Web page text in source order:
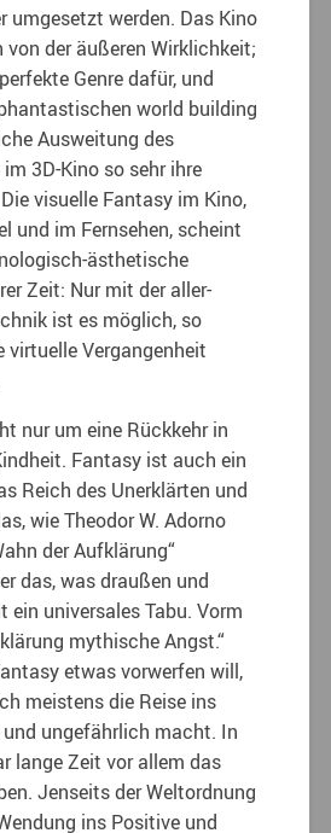
umgesetzt werden. Das Kino
der äußeren Wirklichkeit;
Genre dafür, und
world building
Ausweitung des
3D-Kino so sehr ihre
visuelle Fantasy im Kino,
und im Fernsehen, scheint
ästhetische
Zeit: Nur mit der aller-
ist es möglich, so
Vergangenheit
nur um eine Rückkehr in
Fantasy ist auch ein
Reich des Unerklärten und
wie Theodor W. Adorno
der Aufklärung“
das, was draußen und
ein universales Tabu. Vorm
mythische Angst.“
etwas vorwerfen will,
meistens die Reise ins
ungefährlich macht. In
lange Zeit vor allem das
Jenseits der Weltordnung
ins Positive und